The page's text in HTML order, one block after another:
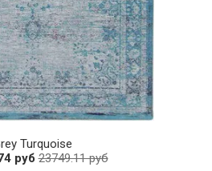
Turquoise
руб23749.11 руб